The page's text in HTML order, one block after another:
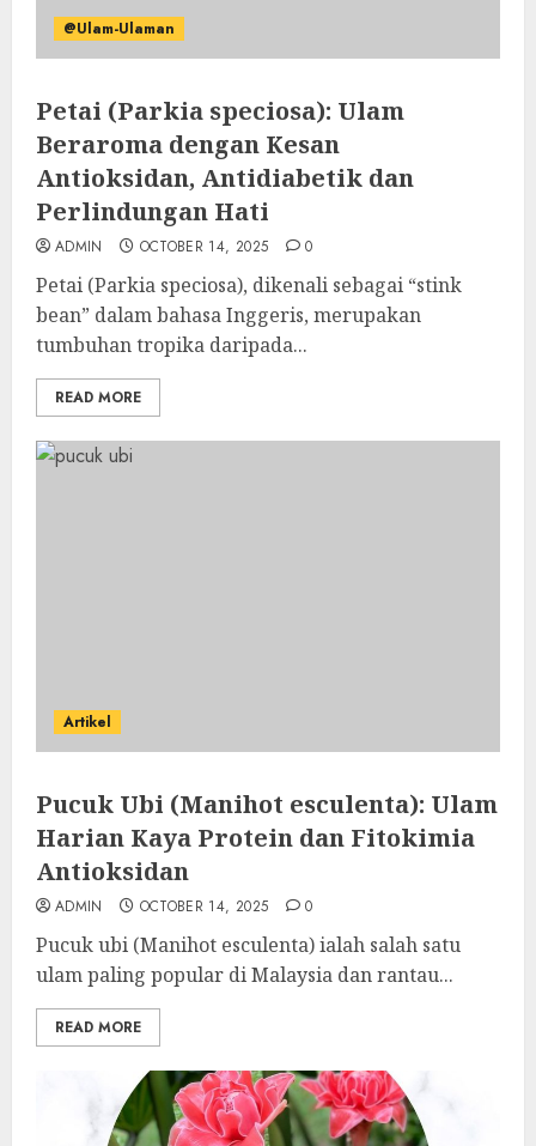
@Ulam-Ulaman
Petai (Parkia speciosa): Ulam
Beraroma dengan Kesan
Antioksidan, Antidiabetik dan
Perlindungan Hati
ADMIN OCTOBER 14, 2025 0
Petai (Parkia speciosa), dikenali sebagai “stink
bean” dalam bahasa Inggeris, merupakan
tumbuhan tropika daripada...
READ MORE
Artikel
Pucuk Ubi (Manihot esculenta): Ulam
Harian Kaya Protein dan Fitokimia
Antioksidan
ADMIN OCTOBER 14, 2025 0
Pucuk ubi (Manihot esculenta) ialah salah satu
ulam paling popular di Malaysia dan rantau...
READ MORE